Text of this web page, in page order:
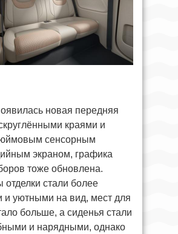
новая передняя
краями и
сенсорным
экраном, графика
тоже обновлена.
отделки стали более
и уютными на вид, мест для
больше, а сиденья стали
и нарядными, однако